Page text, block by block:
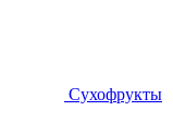
Сухофрукты